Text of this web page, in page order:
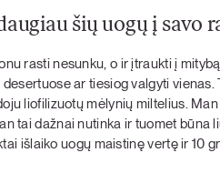
šių uogų į savo
rasti nesunku, o ir įtraukti į
ar tiesiog valgyti
liofilizuotų mėlynių miltelius.
tai dažnai nutinka ir tuomet būna
išlaiko uogų maistinę vertę ir 10